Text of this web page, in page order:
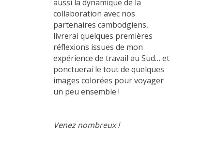
aussi la dynamique de la
collaboration avec nos
partenaires cambodgiens,
livrerai quelques premières
réflexions issues de mon
expérience de travail au Sud… et
ponctuerai le tout de quelques
images colorées pour voyager
un peu ensemble !
Venez nombreux !